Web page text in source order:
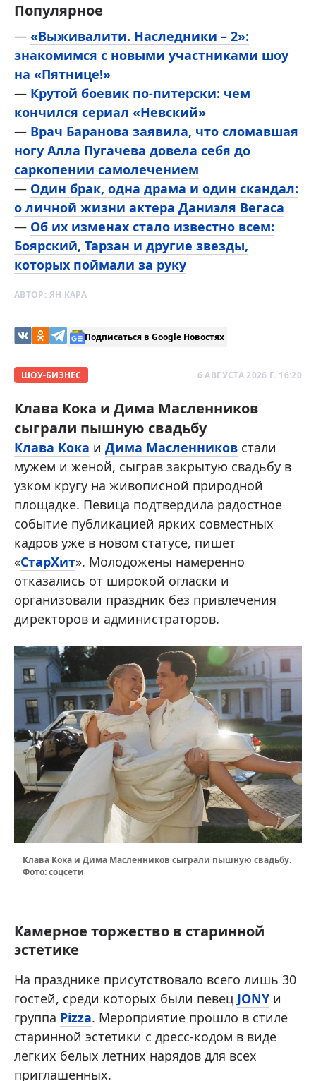
Популярное
— «Выживалити. Наследники – 2»:
знакомимся с новыми участниками шоу
на «Пятнице!»
— Крутой боевик по-питерски: чем
кончился сериал «Невский»
— Врач Баранова заявила, что сломавшая
ногу Алла Пугачева довела себя до
саркопении самолечением
— Один брак, одна драма и один скандал:
о личной жизни актера Даниэля Вегаса
— Об их изменах стало известно всем:
Боярский, Тарзан и другие звезды,
которых поймали за руку
АВТОР: ЯН КАРА
Подписаться в Google Новостях
ШОУ-БИЗНЕС 6 АВГУСТА 2026 Г. 16:20
Клава Кока и Дима Масленников
сыграли пышную свадьбу
Клава Кока и Дима Масленников стали
мужем и женой, сыграв закрытую свадьбу в
узком кругу на живописной природной
площадке. Певица подтвердила радостное
событие публикацией ярких совместных
кадров уже в новом статусе, пишет
«СтарХит». Молодожены намеренно
отказались от широкой огласки и
организовали праздник без привлечения
директоров и администраторов.
Клава Кока и Дима Масленников сыграли пышную свадьбу.
Фото: соцсети
Камерное торжество в старинной
эстетике
На празднике присутствовало всего лишь 30
гостей, среди которых были певец JONY и
группа Pizza. Мероприятие прошло в стиле
старинной эстетики с дресс-кодом в виде
легких белых летних нарядов для всех
приглашенных.